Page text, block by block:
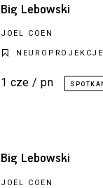
Big Lebowski
JOEL COEN
NEUROPROJEKCJE
1 cze / pn
Big Lebowski
JOEL COEN